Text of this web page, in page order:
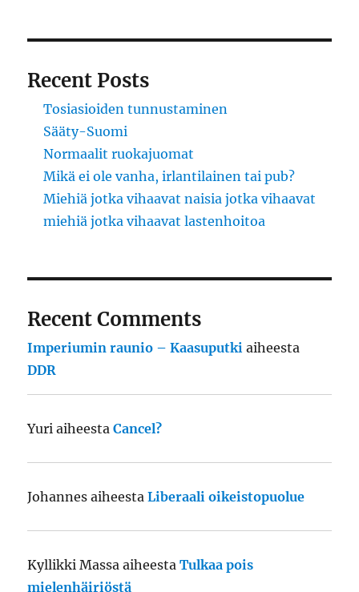
Recent Posts
Tosiasioiden tunnustaminen
Sääty-Suomi
Normaalit ruokajuomat
Mikä ei ole vanha, irlantilainen tai pub?
Miehiä jotka vihaavat naisia jotka vihaavat
miehiä jotka vihaavat lastenhoitoa
Recent Comments
Imperiumin raunio – Kaasuputki aiheesta
DDR
Yuri aiheestaCancel?
Johannes aiheestaLiberaali oikeistopuolue
Kyllikki Massa aiheestaTulkaa pois
mielenhäiriöstä